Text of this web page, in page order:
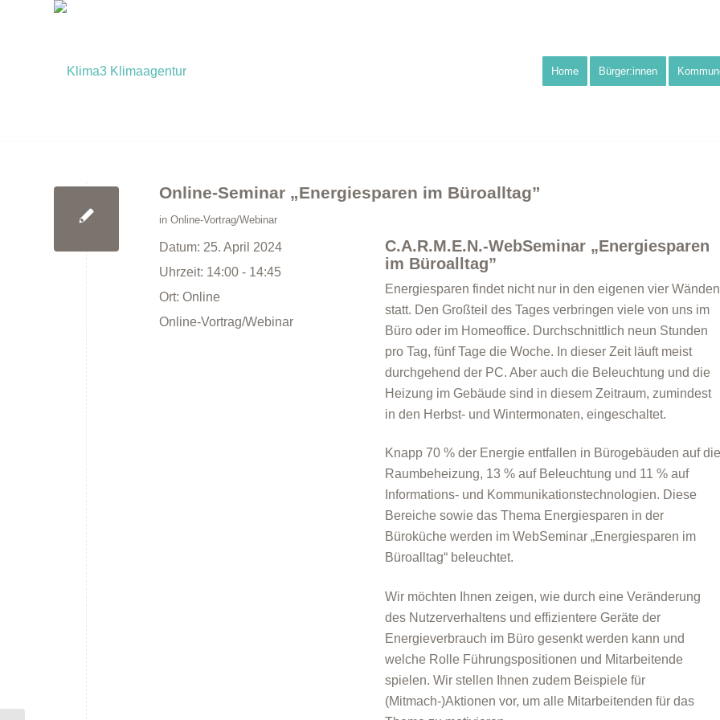
Home Bürger:innen
Online-Seminar „Energiesparen im Büroalltag”
in Online-Vortrag/Webinar
Datum: 25. April 2024
Uhrzeit: 14:00 - 14:45
Ort: Online
Online-Vortrag/Webinar
C.A.R.M.E.N.-WebSeminar „Energiesparen
im Büroalltag”
Energiesparen findet nicht nur in den eigenen vier Wänden
statt. Den Großteil des Tages verbringen viele von uns im
Büro oder im Homeoffice. Durchschnittlich neun Stunden
pro Tag, fünf Tage die Woche. In dieser Zeit läuft meist
durchgehend der PC. Aber auch die Beleuchtung und die
Heizung im Gebäude sind in diesem Zeitraum, zumindest
in den Herbst- und Wintermonaten, eingeschaltet.
Knapp 70 % der Energie entfallen in Bürogebäuden auf die
Raumbeheizung, 13 % auf Beleuchtung und 11 % auf
Informations- und Kommunikationstechnologien. Diese
Bereiche sowie das Thema Energiesparen in der
Büroküche werden im WebSeminar „Energiesparen im
Büroalltag“ beleuchtet.
Wir möchten Ihnen zeigen, wie durch eine Veränderung
des Nutzerverhaltens und effizientere Geräte der
Energieverbrauch im Büro gesenkt werden kann und
welche Rolle Führungspositionen und Mitarbeitende
spielen. Wir stellen Ihnen zudem Beispiele für
(Mitmach-)Aktionen vor, um alle Mitarbeitenden für das